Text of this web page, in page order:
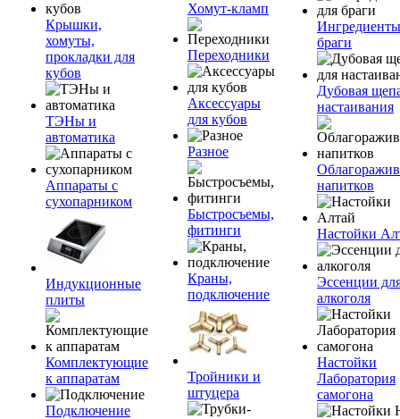
Крышки,
хомуты,
прокладки для
кубов
ТЭНы и
автоматика
Аппараты с
сухопарником
Индукционные
плиты
Комплектующие
к аппаратам
Подключение
Хомут-кламп
Переходники
Аксессуары
для кубов
Разное
Быстросъемы,
фитинги
Краны,
подключение
Тройники и
штуцера
браги
Дубовая
настаивания
напитков
Настойки
Эссенции
алкоголя
Настойки
Лаборатория
самогона